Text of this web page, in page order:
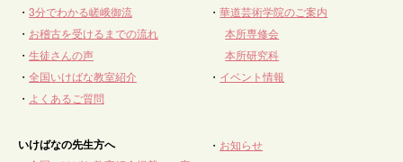
・ 3分でわかる嵯峨御流
・ お稽古を受けるまでの流れ
・ 生徒さんの声
・ 全国いけばな教室紹介
・ よくあるご質問
・華道芸術学院のご案内
本所専修会
本所研究科
・ イベント情報
いけばなの先生方へ ・ お知らせ